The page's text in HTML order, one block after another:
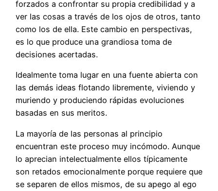
forzados a confrontar su propia credibilidad y a
ver las cosas a través de los ojos de otros, tanto
como los de ella. Este cambio en perspectivas,
es lo que produce una grandiosa toma de
decisiones acertadas.
Idealmente toma lugar en una fuente abierta con
las demás ideas flotando libremente, viviendo y
muriendo y produciendo rápidas evoluciones
basadas en sus meritos.
La mayoría de las personas al principio
encuentran este proceso muy incómodo. Aunque
lo aprecian intelectualmente ellos típicamente
son retados emocionalmente porque requiere que
se separen de ellos mismos, de su apego al ego